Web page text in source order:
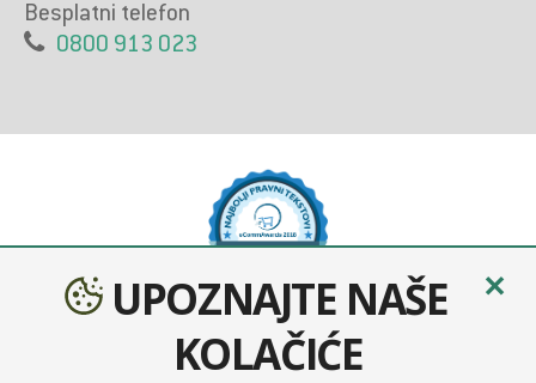
Besplatni telefon
0800 913 023
✕
UPOZNAJTE NAŠE
KOLAČIĆE